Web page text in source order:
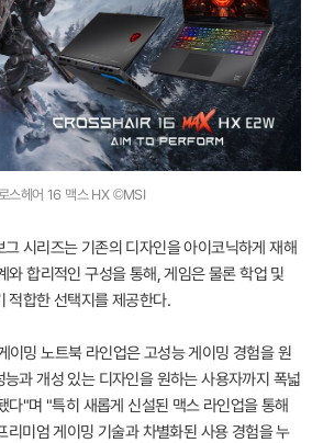
스헤어 16 맥스 HX ©MSI
시리즈는 기존의 디자인을 아이코닉하게 재해
와 합리적인 구성을 통해, 게임은 물론 학업 및
적합한 선택지를 제공한다.
밍 노트북 라인업은 고성능 게이밍 경험을 원
과 개성 있는 디자인을 원하는 사용자까지 폭넓
다"며 "특히 새롭게 신설된 맥스 라인업을 통해
리미엄 게이밍 기술과 차별화된 사용 경험을 누